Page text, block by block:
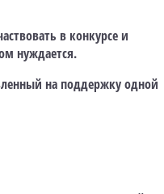
в конкурсе и
нуждается.
на поддержку одной